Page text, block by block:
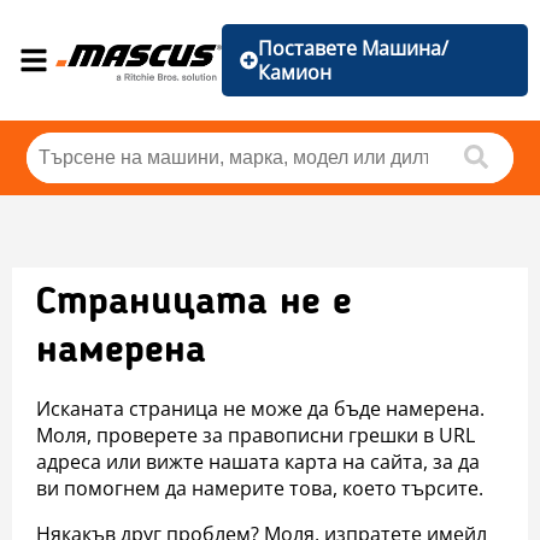
Поставете Машина/
Камион
Страницата не е
намерена
Исканата страница не може да бъде намерена.
Моля, проверете за правописни грешки в URL
адреса или вижте нашата карта на сайта, за да
ви помогнем да намерите това, което търсите.
Някакъв друг проблем? Моля, изпратете имейл